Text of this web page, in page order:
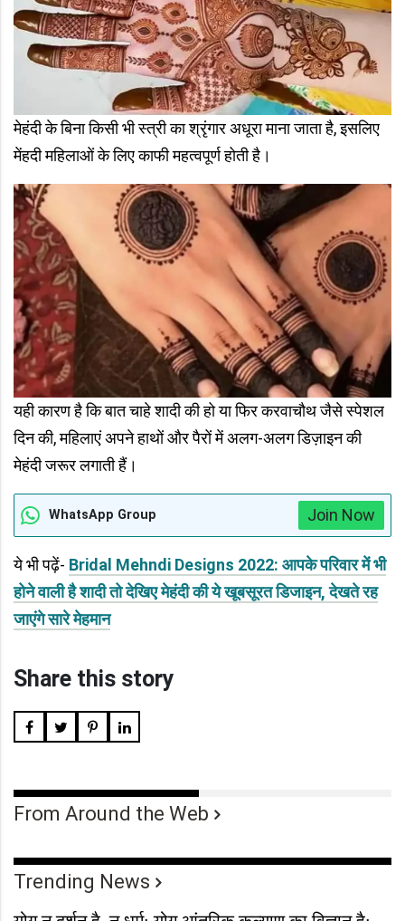
मेहंदी के बिना किसी भी स्त्री का श्रृंगार अधूरा माना जाता है, इसलिए
मेंहदी महिलाओं के लिए काफी महत्वपूर्ण होती है।
यही कारण है कि बात चाहे शादी की हो या फिर करवाचौथ जैसे स्पेशल
दिन की, महिलाएं अपने हाथों और पैरों में अलग-अलग डिज़ाइन की
मेहंदी जरूर लगाती हैं।
WhatsApp Group Join Now
ये भी पढ़ें- Bridal Mehndi Designs 2022: आपके परिवार में भी
होने वाली है शादी तो देखिए मेहंदी की ये खूबसूरत डिजाइन, देखते रह
जाएंगे सारे मेहमान
Share this story
From Around the Web
Trending News